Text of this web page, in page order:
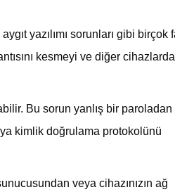
yazılımı sorunları gibi birçok
kesmeyi ve diğer
Bu sorun yanlış bir paroladan
kimlik doğrulama protokolünü
veya cihazınızın ağ